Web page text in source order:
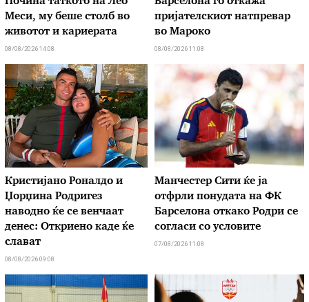
Меси, му беше столб во
животот и кариерата
08/08/2026 14:08
пријателскиот натпревар
во Мароко
08/08/2026 11:08
Кристијано Роналдо и
Џорџина Родригез
наводно ќе се венчаат
денес: Откриено каде ќе
слават
08/08/2026 09:08
Манчестер Сити ќе ја
отфрли понудата на ФК
Барселона откако Родри се
согласи со условите
07/08/2026 11:08